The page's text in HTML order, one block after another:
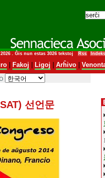
. Ĝis nun estas 3026 tekstoj Rss
| Fakoj Ligoj Arĥivo|
선언문